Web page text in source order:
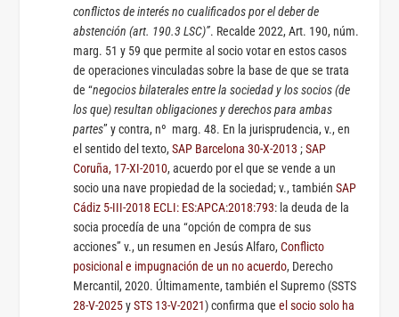
conflictos de interés no cualificados por el deber de
abstención (art. 190.3 LSC)”. Recalde 2022, Art. 190, núm.
marg. 51 y 59 que permite al socio votar en estos casos
de operaciones vinculadas sobre la base de que se trata
de “negocios bilaterales entre la sociedad y los socios (de
los que) resultan obligaciones y derechos para ambas
partes” y contra, nº marg. 48. En la jurisprudencia, v., en
el sentido del texto,SAP Barcelona 30-X-2013 ;SAP
Coruña, 17-XI-2010, acuerdo por el que se vende a un
socio una nave propiedad de la sociedad; v., tambiénSAP
Cádiz 5-III-2018 ECLI: ES:APCA:2018:793: la deuda de la
socia procedía de una “opción de compra de sus
acciones” v., un resumen en Jesús Alfaro,Conflicto
posicional e impugnación de un no acuerdo, Derecho
Mercantil, 2020. Últimamente, también el Supremo (SSTS
28-V-2025ySTS 13-V-2021) confirma queel socio solo ha